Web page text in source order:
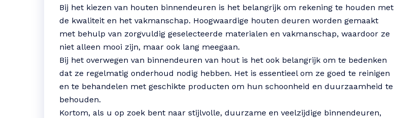
Bij het kiezen van houten binnendeuren is het belangrijk om rekening te houden met
de kwaliteit en het vakmanschap. Hoogwaardige houten deuren worden gemaakt
met behulp van zorgvuldig geselecteerde materialen en vakmanschap, waardoor ze
niet alleen mooi zijn, maar ook lang meegaan.
Bij het overwegen van binnendeuren van hout is het ook belangrijk om te bedenken
dat ze regelmatig onderhoud nodig hebben. Het is essentieel om ze goed te reinigen
en te behandelen met geschikte producten om hun schoonheid en duurzaamheid te
behouden.
Kortom, als u op zoek bent naar stijlvolle, duurzame en veelzijdige binnendeuren,